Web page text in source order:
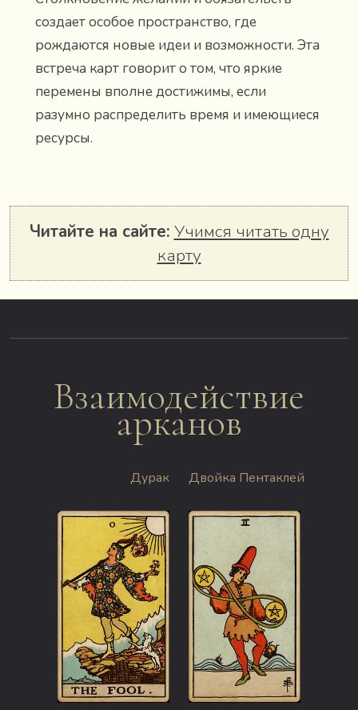
создает особое пространство, где
рождаются новые идеи и возможности. Эта
встреча карт говорит о том, что яркие
перемены вполне достижимы, если
разумно распределить время и имеющиеся
ресурсы.
Читайте на сайте: Учимся читать одну
карту
Взаимодействие
арканов
Дурак Двойка Пентаклей